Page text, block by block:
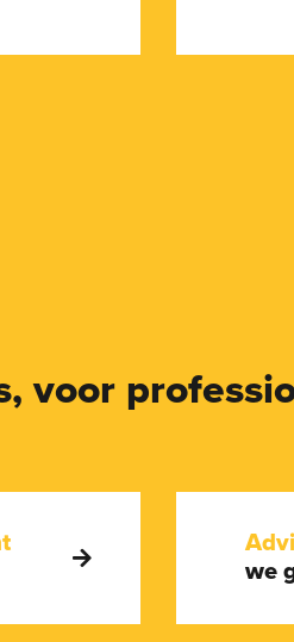
voor
we